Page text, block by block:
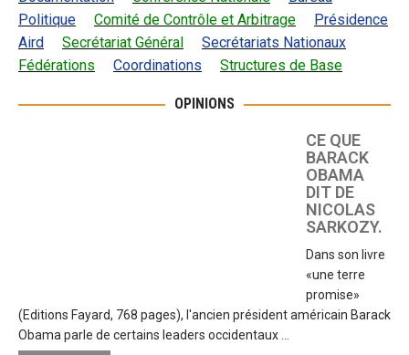
Politique
Comité de Contrôle et Arbitrage
Présidence
Aird
Secrétariat Général
Secrétariats Nationaux
Fédérations
Coordinations Structures de Base
OPINIONS
CE QUE
BARACK
OBAMA
DIT DE
NICOLAS
SARKOZY.
Dans son livre
«une terre
promise»
(Editions Fayard, 768 pages), l'ancien président américain Barack
Obama parle de certains leaders occidentaux ...